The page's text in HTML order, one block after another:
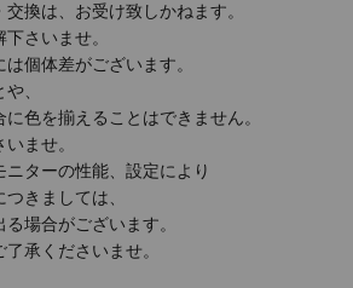
換は、お受け致しかねます。
さいませ。
個体差がございます。
、
色を揃えることはできません。
ませ。
ニターの性能、設定により
きましては、
場合がございます。
承くださいませ。